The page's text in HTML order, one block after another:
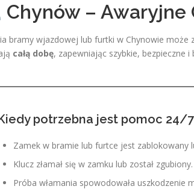
Chynów –
bramy wjazdowej lub furtki w Chynowie może
całą dobę, zapewniając szybkie, bezpieczne
potrzebna jest pomoc 24/7
Zamek w bramie lub furtce jest zablokowany
Klucz złamał się w zamku lub został zgubiony.
Próba włamania spowodowała uszkodzenie